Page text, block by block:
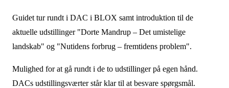
Guidet tur rundt i DAC i BLOX samt introduktion til de
aktuelle udstillinger "Dorte Mandrup – Det umistelige
landskab" og "Nutidens forbrug – fremtidens problem".
Mulighed for at gå rundt i de to udstillinger på egen hånd.
DACs udstillingsværter står klar til at besvare spørgsmål.